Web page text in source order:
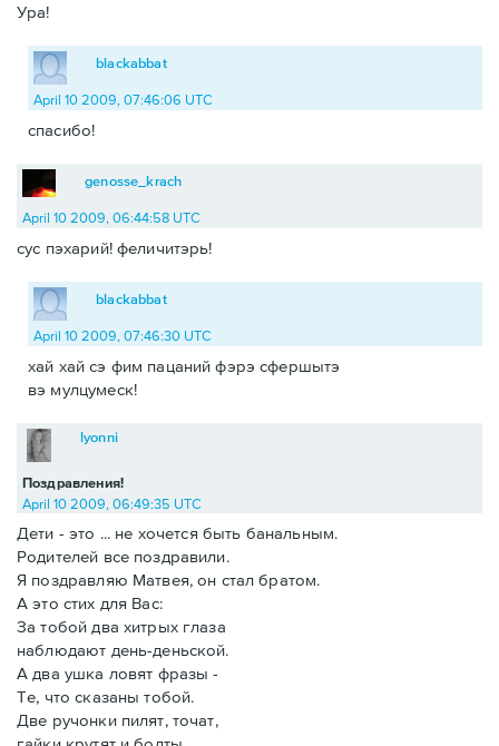
Ура!
blackabbat
April 10 2009, 07:46:06 UTC
спасибо!
genosse_krach
April 10 2009, 06:44:58 UTC
сус пэхарий! феличитэрь!
blackabbat
April 10 2009, 07:46:30 UTC
хай хай сэ фим пацаний фэрэ сфершытэ
вэ мулцумеск!
Поздравления!
lyonni
April 10 2009, 06:49:35 UTC
Дети - это ... не хочется быть банальным.
Родителей все поздравили.
Я поздравляю Матвея, он стал братом.
А это стих для Вас:
За тобой два хитрых глаза
наблюдают день-деньской.
А два ушка ловят фразы -
Те, что сказаны тобой.
Две ручонки пилят, точат,